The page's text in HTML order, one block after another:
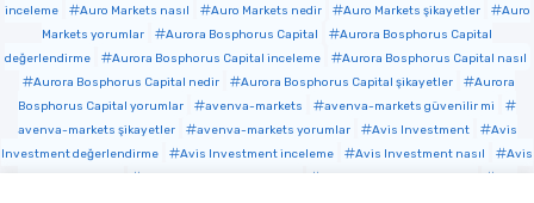
inceleme
Auro Markets nasıl Auro Markets nedir Auro Markets şikayetler
Auro
Markets yorumlar
Aurora Bosphorus Capital
Aurora Bosphorus Capital
değerlendirme
Aurora Bosphorus Capital inceleme
Aurora Bosphorus Capital nasıl
Aurora Bosphorus Capital nedir
Aurora Bosphorus Capital şikayetler
Aurora
Bosphorus Capital yorumlar
avenva-markets
avenva-markets güvenilir mi
avenva-markets şikayetler
avenva-markets yorumlar Avis Investment
Avis
Investment değerlendirme
Avis Investment inceleme Avis Investment nasıl
Avis